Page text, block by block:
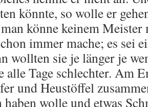
könnte, so wolle er
könne keinem Meister
immer mache; es sei
wollten sie je länger je
alle Tage schlechter. Am
und Heustöffel
haben wolle und etwas